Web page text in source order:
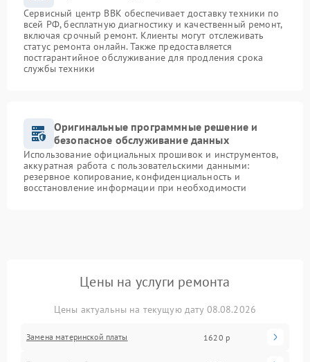
Сервисный центр BBK обеспечивает доставку техники по
всей РФ, бесплатную диагностику и качественный ремонт,
включая срочный ремонт. Клиенты могут отслеживать
статус ремонта онлайн. Также предоставляется
постгарантийное обслуживание для продления срока
службы техники
Оригинальные программные решение и
безопасное обслуживание данных
Использование официальных прошивок и инструментов,
аккуратная работа с пользовательскими данными:
резервное копирование, конфиденциальность и
восстановление информации при необходимости
Цены на услуги ремонта
Цены актуальны на текущую дату 08.08.2026
Замена материнской платы 1620 р